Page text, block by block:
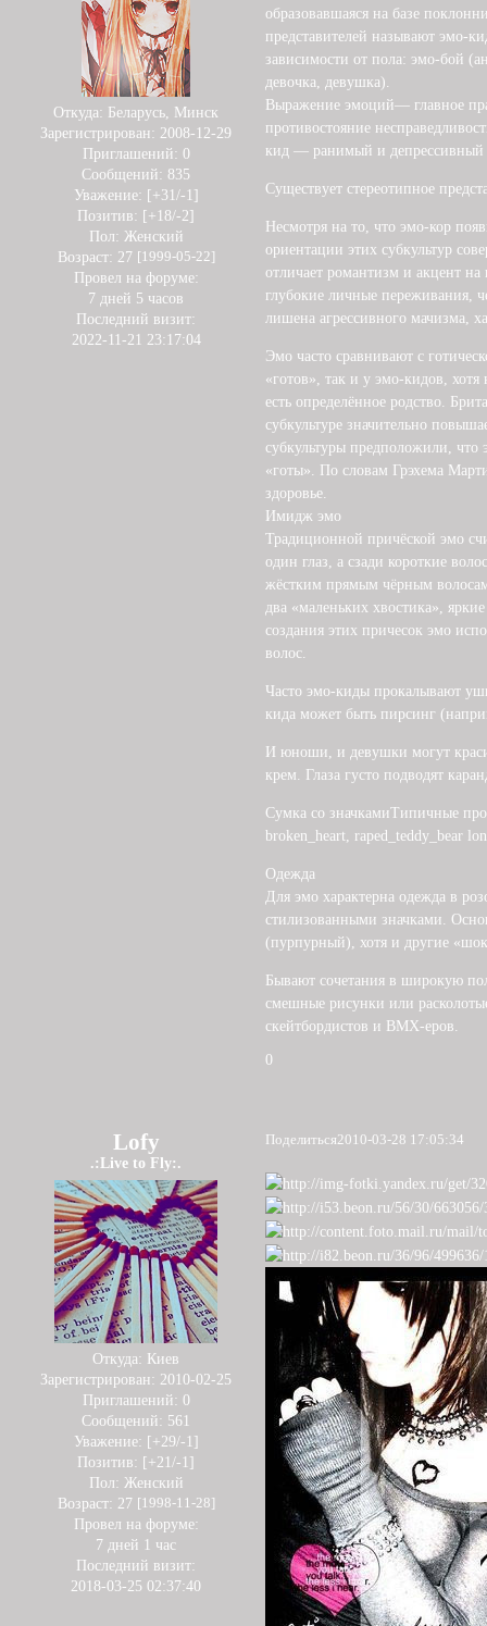
Откуда: Беларусь, Минск
Зарегистрирован: 2008-12-29
Приглашений: 0
Сообщений: 835
Уважение: [+31/-1]
Позитив: [+18/-2]
Пол: Женский
Возраст: 27 [1999-05-22]
Провел на форуме:
7 дней 5 часов
Последний визит:
2022-11-21 23:17:04
образовавшаяся на базе
представителей называют эмо-
зависимости от пола: эмо-бой
девочка, девушка).
Выражение эмоций— главное
противостояние
кид — ранимый и депрессивный
Существует стереотипное
Несмотря на то, что эмо-кор
ориентации этих субкультур
отличает романтизм и акцент
глубокие личные переживания,
лишена агрессивного мачизма,
Эмо часто сравнивают с
«готов», так и у эмо-кидов,
есть определённое родство.
субкультуре значительно
субкультуры предположили,
«готы». По словам Грэхема
здоровье.
Имидж эмо
Традиционной причёской эмо
один глаз, а сзади короткие
жёстким прямым чёрным
два «маленьких хвостика»,
создания этих причесок эмо
волос.
Часто эмо-киды прокалывают
кида может быть пирсинг
И юноши, и девушки могут
крем. Глаза густо подводят
Сумка со значкамиТипичные
broken_heart, raped_teddy_bear
Одежда
Для эмо характерна одежда в
стилизованными значками.
(пурпурный), хотя и другие
Бывают сочетания в широкую
смешные рисунки или
скейтбордистов и BMX-еров.
0
Поделиться2010-03-28 17:05:34
Lofy
.:Live to Fly:.
Откуда: Киев
Зарегистрирован: 2010-02-25
Приглашений: 0
Сообщений: 561
Уважение: [+29/-1]
Позитив: [+21/-1]
Пол: Женский
Возраст: 27 [1998-11-28]
Провел на форуме:
7 дней 1 час
Последний визит:
2018-03-25 02:37:40